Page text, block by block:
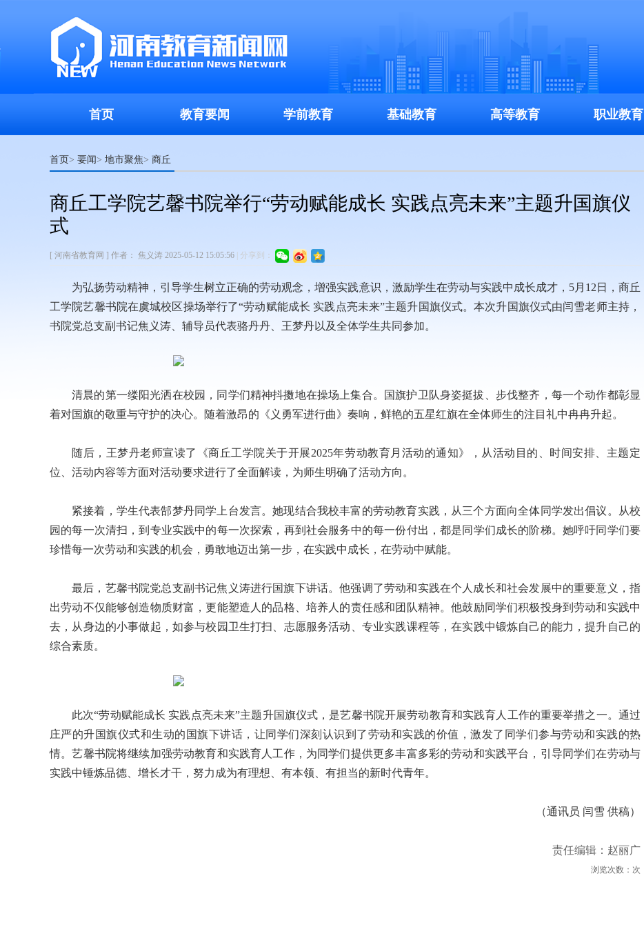
首页 教育要闻 学前教育 基础教育 高等教育 职业教育
首页> 要闻> 地市聚焦> 商丘
商丘工学院艺馨书院举行“劳动赋能成长 实践点亮未来”主题升国旗仪
式
[ 河南省教育网 ] 作者： 焦义涛 2025-05-12 15:05:56 分享到：
为弘扬劳动精神，引导学生树立正确的劳动观念，增强实践意识，激励学生在劳动与实践中成长成才，5月12日，商丘
工学院艺馨书院在虞城校区操场举行了“劳动赋能成长 实践点亮未来”主题升国旗仪式。本次升国旗仪式由闫雪老师主持，
书院党总支副书记焦义涛、辅导员代表骆丹丹、王梦丹以及全体学生共同参加。
清晨的第一缕阳光洒在校园，同学们精神抖擞地在操场上集合。国旗护卫队身姿挺拔、步伐整齐，每一个动作都彰显
着对国旗的敬重与守护的决心。随着激昂的《义勇军进行曲》奏响，鲜艳的五星红旗在全体师生的注目礼中冉冉升起。
随后，王梦丹老师宣读了《商丘工学院关于开展2025年劳动教育月活动的通知》，从活动目的、时间安排、主题定
位、活动内容等方面对活动要求进行了全面解读，为师生明确了活动方向。
紧接着，学生代表郜梦丹同学上台发言。她现结合我校丰富的劳动教育实践，从三个方面向全体同学发出倡议。从校
园的每一次清扫，到专业实践中的每一次探索，再到社会服务中的每一份付出，都是同学们成长的阶梯。她呼吁同学们要
珍惜每一次劳动和实践的机会，勇敢地迈出第一步，在实践中成长，在劳动中赋能。
最后，艺馨书院党总支副书记焦义涛进行国旗下讲话。他强调了劳动和实践在个人成长和社会发展中的重要意义，指
出劳动不仅能够创造物质财富，更能塑造人的品格、培养人的责任感和团队精神。他鼓励同学们积极投身到劳动和实践中
去，从身边的小事做起，如参与校园卫生打扫、志愿服务活动、专业实践课程等，在实践中锻炼自己的能力，提升自己的
综合素质。
此次“劳动赋能成长 实践点亮未来”主题升国旗仪式，是艺馨书院开展劳动教育和实践育人工作的重要举措之一。通过
庄严的升国旗仪式和生动的国旗下讲话，让同学们深刻认识到了劳动和实践的价值，激发了同学们参与劳动和实践的热
情。艺馨书院将继续加强劳动教育和实践育人工作，为同学们提供更多丰富多彩的劳动和实践平台，引导同学们在劳动与
实践中锤炼品德、增长才干，努力成为有理想、有本领、有担当的新时代青年。
（通讯员 闫雪 供稿）
责任编辑：赵丽广
浏览次数： 次